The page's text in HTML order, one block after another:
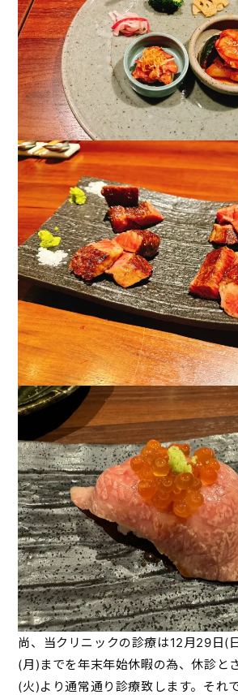
尚、当クリニックの診療は12月29日(
(月)までを年末年始休暇の為、休診と
(火)より通常通り診療致します。それ